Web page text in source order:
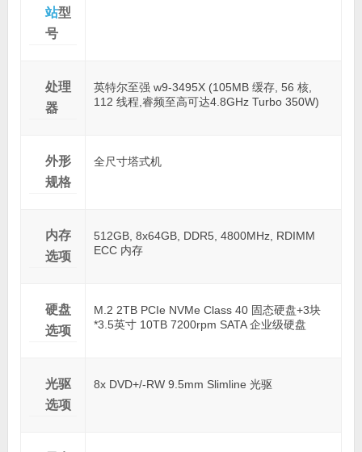
站型
号
处理
器
英特尔至强 w9-3495X (105MB 缓存, 56 核,
112 线程,睿频至高可达4.8GHz Turbo 350W)
外形
规格
全尺寸塔式机
内存
选项
512GB, 8x64GB, DDR5, 4800MHz, RDIMM
ECC 内存
硬盘
选项
M.2 2TB PCIe NVMe Class 40 固态硬盘+3块
*3.5英寸 10TB 7200rpm SATA 企业级硬盘
光驱
选项
8x DVD+/-RW 9.5mm Slimline 光驱